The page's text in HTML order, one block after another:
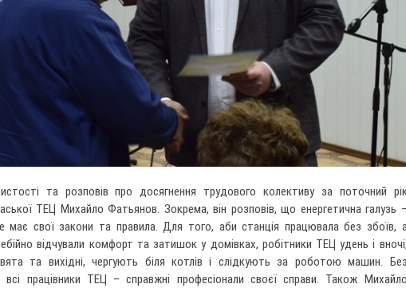
та розповів про досягнення трудового колективу за поточний
ТЕЦ Михайло Фатьянов. Зокрема, він розповів, що енергетична галузь
має свої закони та правила. Для того, аби станція працювала без збоїв,
відчували комфорт та затишок у домівках, робітники ТЕЦ удень і
та вихідні, чергують біля котлів і слідкують за роботою машин.
всі працівники ТЕЦ – справжні професіонали своєї справи. Також